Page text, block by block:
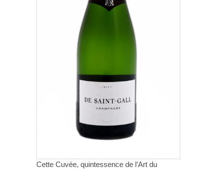
Cette Cuvée, quintessence de l’Art du